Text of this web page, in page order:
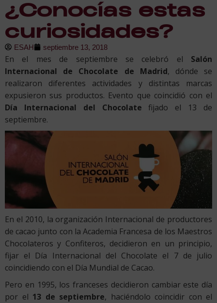
¿Conocías estas
curiosidades?
ESAH septiembre 13, 2018
En el mes de septiembre se celebró el Salón
Internacional de Chocolate de Madrid, dónde se
realizaron diferentes actividades y distintas marcas
expusieron sus productos. Evento que coincidió con el
Día Internacional del Chocolate fijado el 13 de
septiembre.
En el 2010, la organización Internacional de productores
de cacao junto con la Academia Francesa de los Maestros
Chocolateros y Confiteros, decidieron en un principio,
fijar el Día Internacional del Chocolate el 7 de julio
coincidiendo con el Día Mundial de Cacao.
Pero en 1995, los franceses decidieron cambiar este día
por el 13 de septiembre, haciéndolo coincidir con el